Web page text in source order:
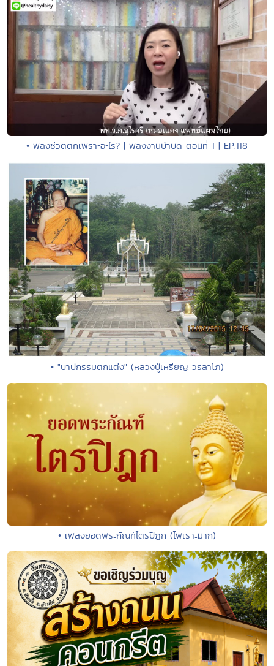
• พลังชีวิตตกเพราะอะไร? | พลังงานบำบัด ตอนที่ 1 | EP.118
• "บาปกรรมตกแต่ง" (หลวงปู่เหรียญ วรลาโภ)
• เพลงยอดพระกัณฑ์ไตรปิฎก (ไพเราะมาก)